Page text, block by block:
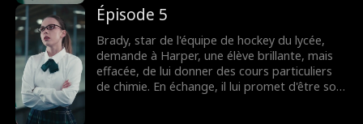
que se passera-t-il lorsque leur attirance
deviendra impossible à ignorer ?
Épisode 5
Brady, star de l'équipe de hockey du lycée,
demande à Harper, une élève brillante, mais
effacée, de lui donner des cours particuliers
de chimie. En échange, il lui promet d'être son